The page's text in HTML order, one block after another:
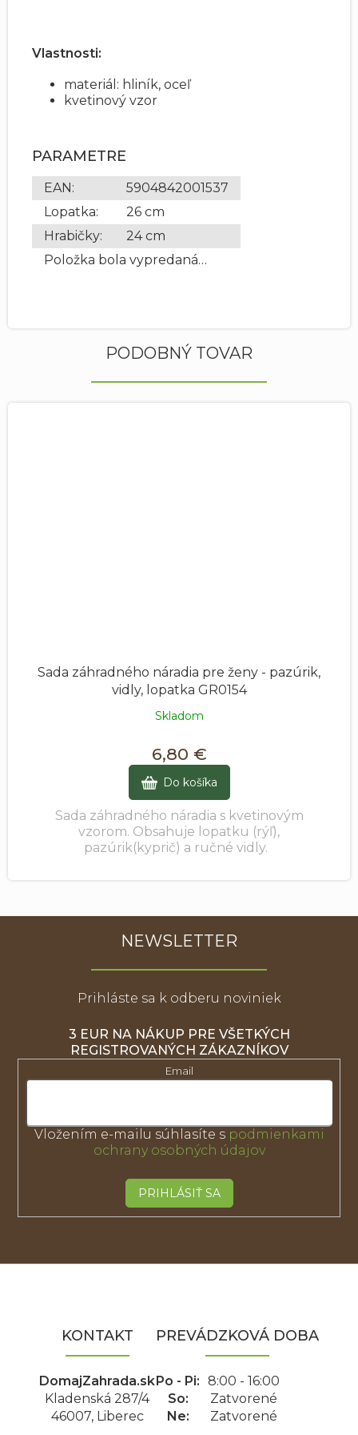
Vlastnosti:
materiál: hliník, oceľ
kvetinový vzor
PARAMETRE
EAN:
5904842001537
Lopatka:
26 cm
Hrabičky:
24 cm
Položka bola vypredaná…
PODOBNÝ TOVAR
Sada záhradného náradia pre ženy - pazúrik,
vidly, lopatka GR0154
Skladom
6,80 €
Do košíka
Sada záhradného náradia s kvetinovým
vzorom. Obsahuje lopatku (rýľ),
pazúrik(kyprič) a ručné vidly.
NEWSLETTER
Prihláste sa k odberu noviniek
3 EUR NA NÁKUP PRE VŠETKÝCH
REGISTROVANÝCH ZÁKAZNÍKOV
Email
Vložením e-mailu súhlasíte s podmienkami
ochrany osobných údajov
PRIHLÁSIŤ SA
KONTAKT
DomajZahrada.sk
Kladenská 287/4
46007, Liberec
PREVÁDZKOVÁ DOBA
Po - Pi: 8:00 - 16:00
So:
Zatvorené
Ne:
Zatvorené